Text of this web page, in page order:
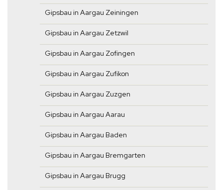
Gipsbau in Aargau Zeiningen
Gipsbau in Aargau Zetzwil
Gipsbau in Aargau Zofingen
Gipsbau in Aargau Zufikon
Gipsbau in Aargau Zuzgen
Gipsbau in Aargau Aarau
Gipsbau in Aargau Baden
Gipsbau in Aargau Bremgarten
Gipsbau in Aargau Brugg